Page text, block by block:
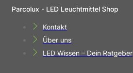
Parcolux - LED Leuchtmittel Shop
Kontakt
Über uns
LED Wissen – Dein Ratgeber